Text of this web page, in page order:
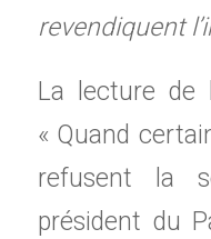
revendiquent
La lecture de
« Quand
refusent la
président du